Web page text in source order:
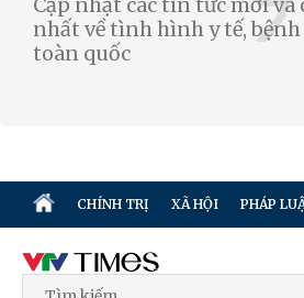
nhất về tình hình y tế,
toàn quốc
CHÍNH TRỊ XÃ HỘI PHÁP